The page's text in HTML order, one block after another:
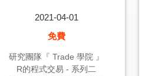
2021-04-01
免費
研究團隊『 Trade 學院 』
R的程式交易 - 系列二